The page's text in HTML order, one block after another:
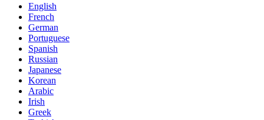
English
French
German
Portuguese
Spanish
Russian
Japanese
Korean
Arabic
Irish
Greek